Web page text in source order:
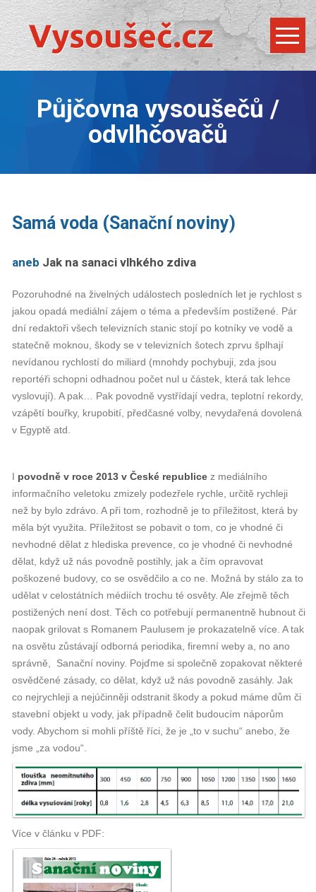
Půjčovna vysoušečů /
odvlhčovačů
Samá voda (Sanační noviny)
aneb Jak na sanaci vlhkého zdiva
Pozoruhodné na živelných událostech posledních let je rychlost s
jakou opadá mediální zájem o téma a především postižené. Pár
dní redaktoři všech televizních stanic stojí po kotníky ve vodě a
statečně moknou, škody se v televizních šotech zprvu šplhají
nevídanou rychlostí do miliard (mnohdy pochybuji, zda jsou
reportéři schopni odhadnou počet nul u částek, která tak lehce
vyslovují). A pak… Pak povodně vystřídají vedra, teplotní rekordy,
vzápětí bouřky, krupobití, předčasné volby, nevydařená dovolená
v Egyptě atd.
I povodně v roce 2013 v České republice z mediálního
informačního veletoku zmizely podezřele rychle, určitě rychleji
než by bylo zdrávo. A při tom, rozhodně je to příležitost, která by
měla být využita. Příležitost se pobavit o tom, co je vhodné či
nevhodné dělat z hlediska prevence, co je vhodné či nevhodné
dělat, když už nás povodně postihly, jak a čím opravovat
poškozené budovy, co se osvědčilo a co ne. Možná by stálo za to
udělat v celostátních médiích trochu té osvěty. Ale zřejmě těch
postižených není dost. Těch co potřebují permanentně hubnout či
naopak grilovat s Romanem Paulusem je prokazatelně více. A tak
na osvětu zůstávají odborná periodika, firemní weby a, no ano
správně, Sanační noviny. Pojďme si společně zopakovat některé
osvědčené zásady, co dělat, když už nás povodně zasáhly. Jak
co nejrychleji a nejúčinněji odstranit škody a pokud máme dům či
stavební objekt u vody, jak případně čelit budoucím náporům
vody. Abychom si mohli příště říci, že je „to v suchu“ anebo, že
jsme „za vodou“.
Více v článku v PDF: